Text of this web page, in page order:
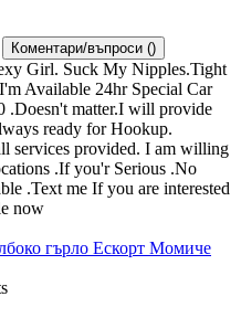
Коментари/въпроси ()
Girl. Suck My Nipples.Tight
Available 24hr Special Car
.Doesn't matter.I will provide
ready for Hookup.
services provided. I am willing
.If you'r Serious .No
.Text me If you are interested
now
гърло Ескорт Момиче